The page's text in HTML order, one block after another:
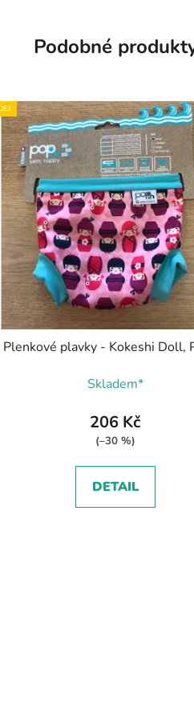
Podobné
Plenkové plavky - Kokeshi Doll,
Skladem*
206 Kč
(–30 %)
DETAIL